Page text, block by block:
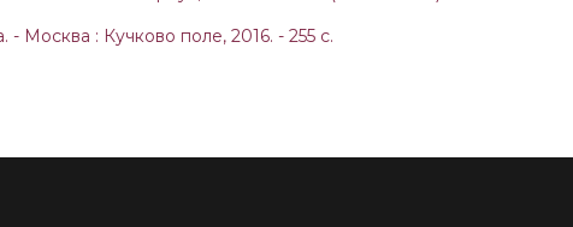
- Москва : Кучково поле, 2016. - 255 с.